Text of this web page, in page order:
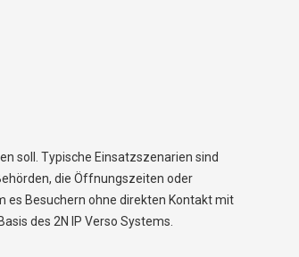
soll. Typische Einsatzszenarien sind
die Öffnungszeiten oder
es Besuchern ohne direkten Kontakt mit
des 2N IP Verso Systems.